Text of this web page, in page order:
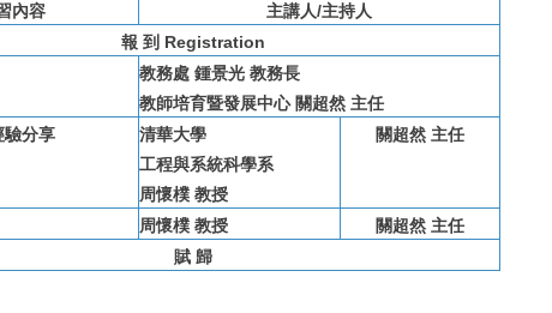
內容
主講人/主持人
報 到 Registration
教務處 鍾景光 教務長
教師培育暨發展中心 關超然 主任
驗分享
清華大學
工程與系統科學系
周懷樸 教授
關超然 主任
周懷樸 教授
關超然 主任
賦 歸